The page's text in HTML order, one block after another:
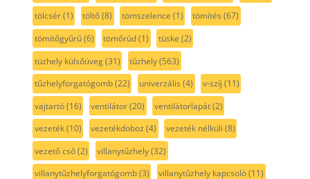
tölcsér(1) töltő(8) tömszelence (1) tömítés (67)
tömítőgyűrű(6) tömőrúd(1) tüske (2)
tüzhely külsőüveg(31) tűzhely(563)
tűzhelyforgatógomb(22) univerzális (4) v-szíj (11)
vajtartó(16) ventilátor(20) ventilátorlapát(2)
vezeték(10) vezetékdoboz (4) vezeték nélküli (8)
vezető cső(2) villanytűzhely(32)
villanytűzhelyforgatógomb(3) villanytűzhely kapcsoló(11)